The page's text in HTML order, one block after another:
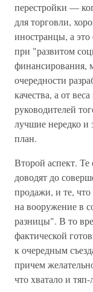
перестройки —
для торговли,
иностранцы, а это
при "развитом
финансирования,
очередности
качества, а от
руководителей
лучшие нередко и
план.
Второй аспект.
доводят до
продажи, и те,
на вооружение в
разницы". В то
фактической
к очередным
причем
что хватало и